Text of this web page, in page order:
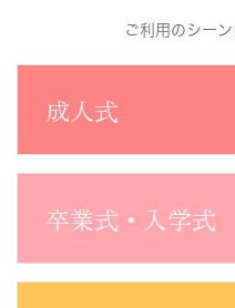
ご利用のシー
成人式
卒業式・入学式